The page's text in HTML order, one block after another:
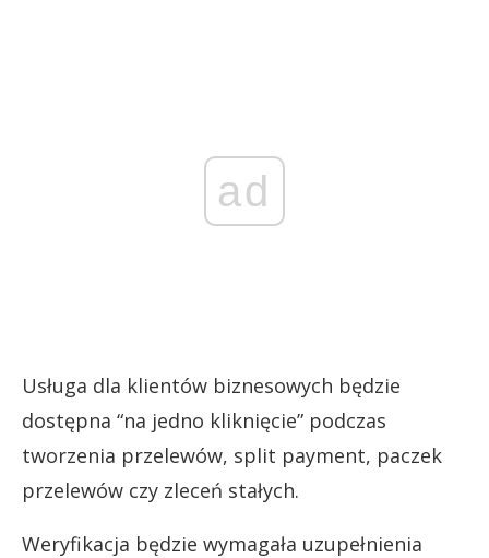
ad
Usługa dla klientów biznesowych będzie
dostępna “na jedno kliknięcie” podczas
tworzenia przelewów, split payment, paczek
przelewów czy zleceń stałych.
Weryfikacja będzie wymagała uzupełnienia